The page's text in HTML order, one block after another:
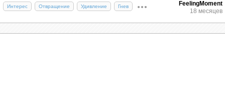
3. Чингисхан на 50% европеец, на 50%
Интерес Отвращение Удивление Гнев
FeelingMoment
18 месяцев